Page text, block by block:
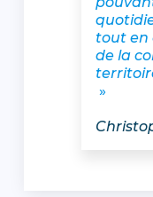
tout en
de la
»